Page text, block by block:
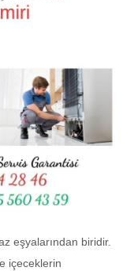
eşyalarından biridir.
içeceklerin